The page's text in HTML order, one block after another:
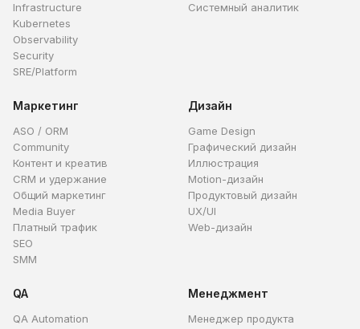
Infrastructure
Kubernetes
Observability
Security
SRE/Platform
Системный аналитик
Маркетинг
ASO / ORM
Community
Контент и креатив
CRM и удержание
Общий маркетинг
Media Buyer
Платный трафик
SEO
SMM
Дизайн
Game Design
Графический дизайн
Иллюстрация
Motion-дизайн
Продуктовый дизайн
UX/UI
Web-дизайн
QA
QA Automation
Менеджмент
Менеджер продукта